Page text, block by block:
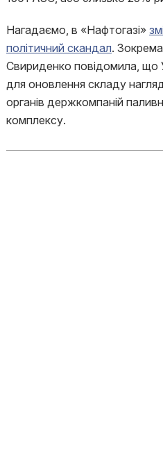
Нагадаємо, в «Нафтогазі»
політичний скандал.
Свириденко повідомила, що
для оновлення складу
органів держкомпаній
комплексу.